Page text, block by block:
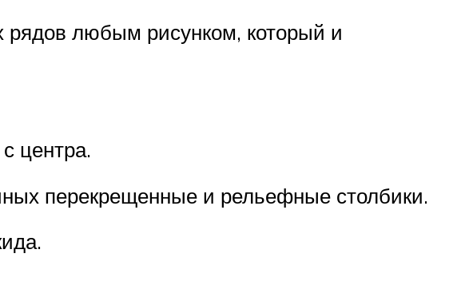
любым рисунком, который и
центра.
перекрещенные и рельефные столбики.